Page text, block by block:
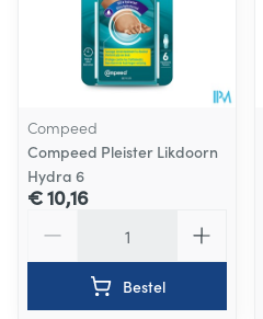
Compeed
Compeed Pleister Likdoorn
Hydra 6
€ 10,16
Bestel